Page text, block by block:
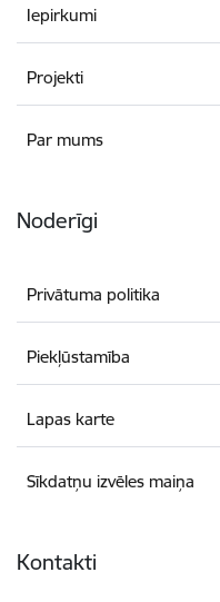
Iepirkumi
Projekti
Par mums
Noderīgi
Privātuma politika
Piekļūstamība
Lapas karte
Sīkdatņu izvēles maiņa
Kontakti